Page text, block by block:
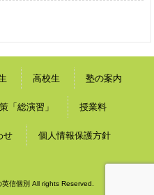
高校生 塾の案内
「総演習」 授業料
せ 個人情報保護方針
信個別 All rights Reserved.